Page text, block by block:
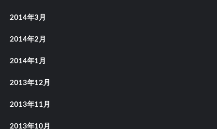
2014年3月
2014年2月
2014年1月
2013年12月
2013年11月
2013年10月